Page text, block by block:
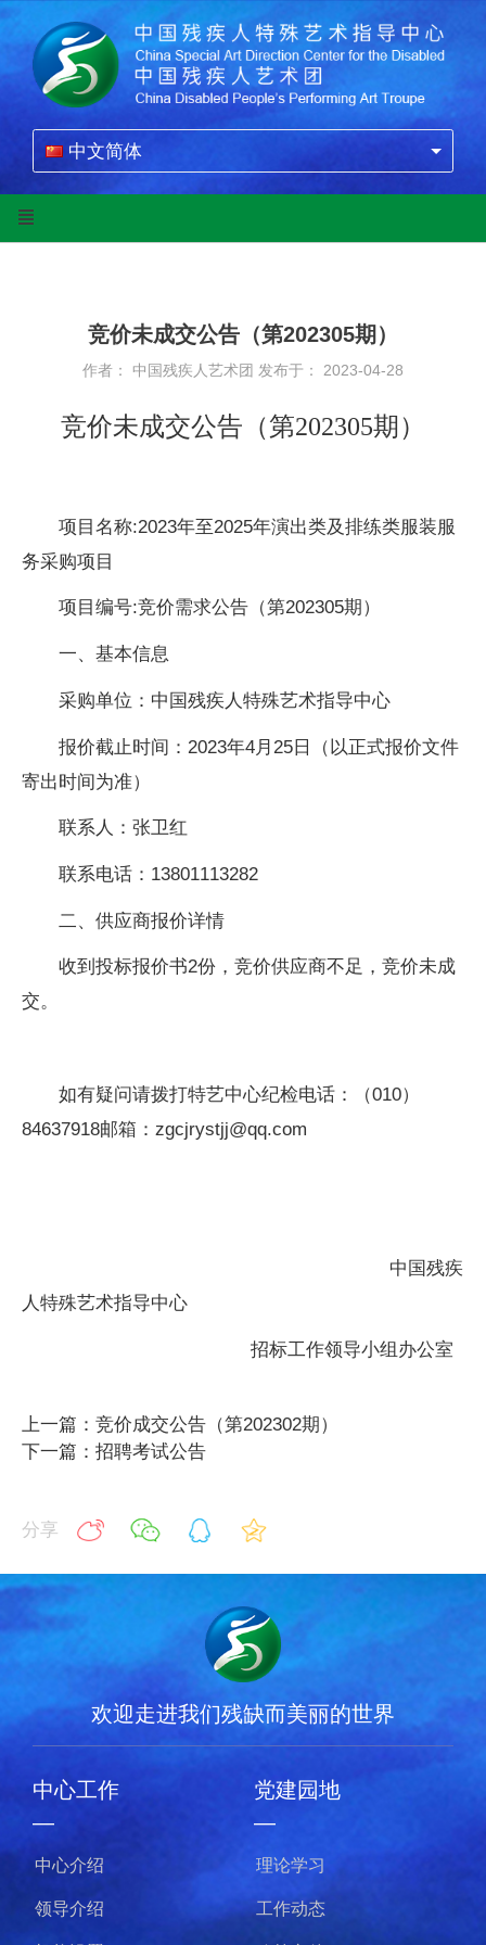
中文简体
竞价未成交公告（第202305期）
作者： 中国残疾人艺术团 发布于： 2023-04-28
竞价未成交公告（第202305期）
项目名称:2023年至2025年演出类及排练类服装服
务采购项目
项目编号:竞价需求公告（第202305期）
一、基本信息
采购单位：中国残疾人特殊艺术指导中心
报价截止时间： 2023年4月 25 日（以正式报价文件
寄出时间为准）
联系人：张卫红
联系电话： 13801113282
二、供应商报价详情
收到投标报价书2份，竞价供应商不足，竞价未成
交。
如有疑问请拨打特艺中心纪检电话：（010）
84637918邮箱： zgcjrystjj@qq.com
中国残疾
人特殊艺术指导中心
招标工作领导小组办公室
上一篇：竞价成交公告（第202302期）
下一篇：招聘考试公告
分享
欢迎走进我们残缺而美丽的世界
中心工作
—
中心介绍
领导介绍
党建园地
—
理论学习
工作动态